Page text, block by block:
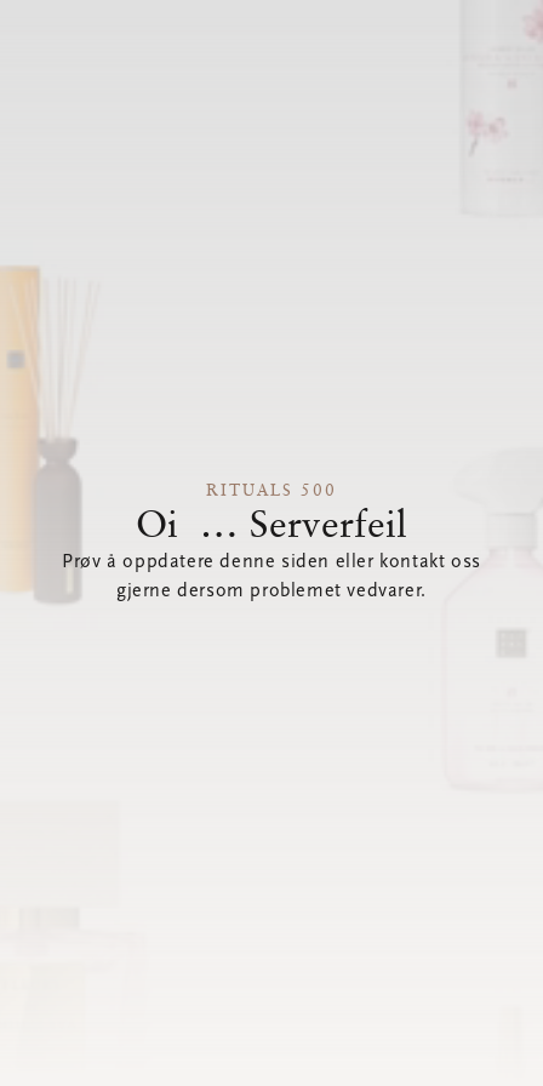
RITUALS 500
Oi … Serverfeil
Prøv å oppdatere denne siden eller kontakt oss
gjerne dersom problemet vedvarer.